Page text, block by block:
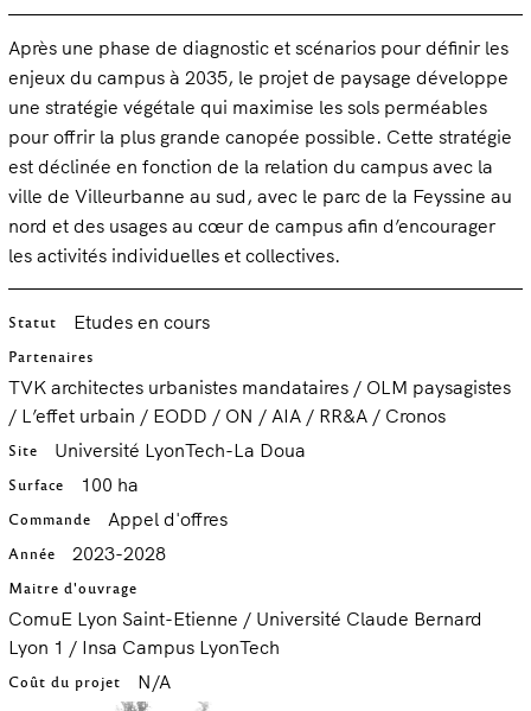
Après une phase de diagnostic et scénarios pour définir les
enjeux du campus à 2035, le projet de paysage développe
une stratégie végétale qui maximise les sols perméables
pour offrir la plus grande canopée possible. Cette stratégie
est déclinée en fonction de la relation du campus avec la
ville de Villeurbanne au sud, avec le parc de la Feyssine au
nord et des usages au cœur de campus afin d’encourager
les activités individuelles et collectives.
Statut Etudes en cours
Partenaires
TVK architectes urbanistes mandataires / OLM paysagistes
/ L’effet urbain / EODD / ON / AIA / RR&A / Cronos
Site Université LyonTech-La Doua
Surface 100 ha
Commande Appel d'offres
Année 2023-2028
Maitre d'ouvrage
ComuE Lyon Saint-Etienne / Université Claude Bernard
Lyon 1 / Insa Campus LyonTech
Coût du projet N/A